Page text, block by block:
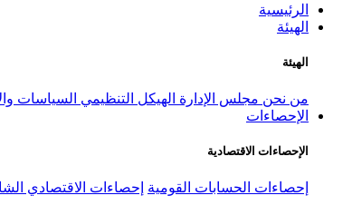
الرئيسية
الهيئة
الهيئة
من نحن مجلس الإدارة الهيكل التنظيمي السياسات
الإحصاءات
الإحصاءات الاقتصادية
إحصاءات الحسابات القومية إحصاءات الاقتصادي